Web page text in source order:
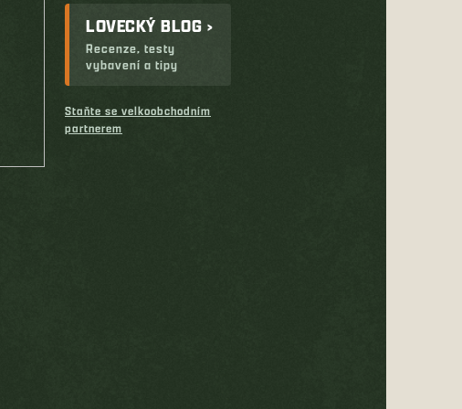
LOVECKÝ BLOG ›
Recenze, testy
vybavení a tipy
Staňte se velkoobchodním
partnerem